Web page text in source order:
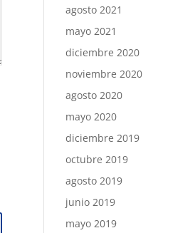
agosto 2021
mayo 2021
diciembre 2020
noviembre 2020
agosto 2020
mayo 2020
diciembre 2019
octubre 2019
agosto 2019
junio 2019
mayo 2019